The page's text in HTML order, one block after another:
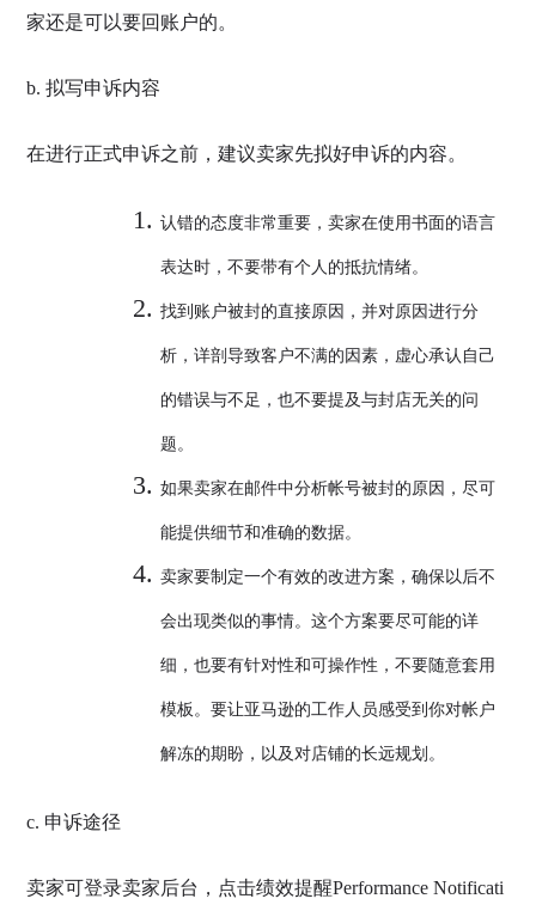
家还是可以要回账户的。
b. 拟写申诉内容
在进行正式申诉之前，建议卖家先拟好申诉的内容。
认错的态度非常重要，卖家在使用书面的语言
表达时，不要带有个人的抵抗情绪。
找到账户被封的直接原因，并对原因进行分
析，详剖导致客户不满的因素，虚心承认自己
的错误与不足，也不要提及与封店无关的问
题。
如果卖家在邮件中分析帐号被封的原因，尽可
能提供细节和准确的数据。
卖家要制定一个有效的改进方案，确保以后不
会出现类似的事情。这个方案要尽可能的详
细，也要有针对性和可操作性，不要随意套用
模板。要让亚马逊的工作人员感受到你对帐户
解冻的期盼，以及对店铺的长远规划。
c. 申诉途径
卖家可登录卖家后台，点击绩效提醒Performance Notificati